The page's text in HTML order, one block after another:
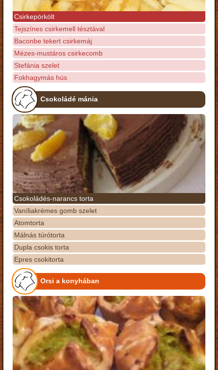
Csirkepörkölt
Tejszínes csirkemell tésztával
Baconbe tekert csirkemáj
Mézes-mustáros csirkecomb
Stefánia szelet
Fokhagymás hús
Csokoládé mánia
Csokoládés-narancs torta
Vaníliakrémes gomb szelet
Atomtorta
Málnás túrótorta
Dupla csokis torta
Epres csokitorta
Orsi a konyhában